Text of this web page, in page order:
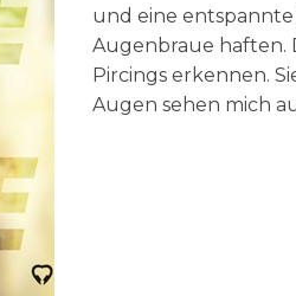
und eine
Augenbraue haften.
Pircings erkennen.
Augen sehen mich